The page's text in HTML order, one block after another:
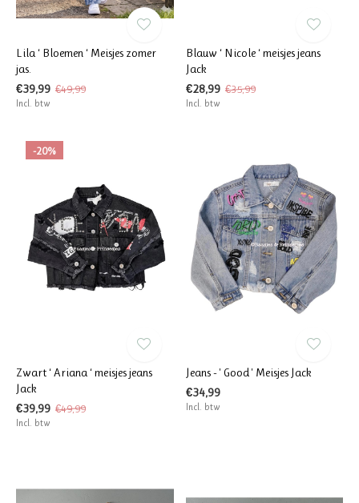
Lila ‘ Bloemen ‘ Meisjes zomer
jas.
€39,99 €49,99
Incl. btw
Blauw ‘ Nicole ‘ meisjes jeans
Jack
€28,99 €35,99
Incl. btw
-20%
Zwart ‘ Ariana ‘ meisjes jeans
Jack
€39,99 €49,99
Incl. btw
Jeans - ' Good ' Meisjes Jack
€34,99
Incl. btw